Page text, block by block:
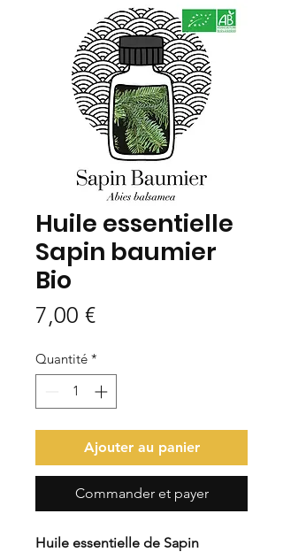
Huile essentielle
Sapin baumier
Bio
7,00 €Prix
Quantité *
Ajouter au panier
Commander et payer
Huile essentielle de Sapin